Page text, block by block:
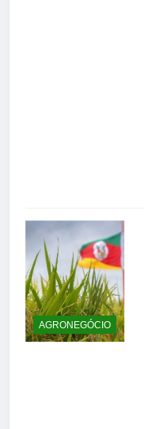
AGRONEGÓCIO